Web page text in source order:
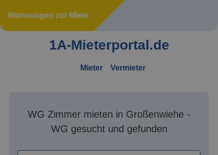
Wohnungen zur Miete
1A-Mieterportal.de
Mieter Vermieter
WG Zimmer mieten in Großenwiehe -
WG gesucht und gefunden